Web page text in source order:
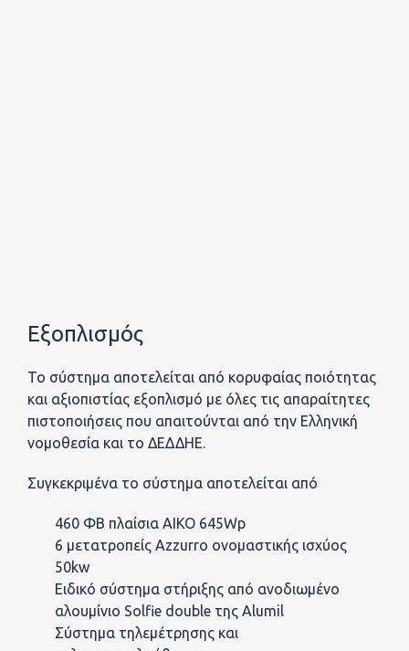
Εξοπλισμός
Το σύστημα αποτελείται από κορυφαίας ποιότητας
και αξιοπιστίας εξοπλισμό με όλες τις απαραίτητες
πιστοποιήσεις που απαιτούνται από την Ελληνική
νομοθεσία και το ΔΕΔΔΗΕ.
Συγκεκριμένα το σύστημα αποτελείται από
460 ΦΒ πλαίσια AIKO 645Wp
6 μετατροπείς Azzurro ονομαστικής ισχύος
50kw
Ειδικό σύστημα στήριξης από ανοδιωμένο
αλουμίνιο Solfie double της Alumil
Σύστημα τηλεμέτρησης και